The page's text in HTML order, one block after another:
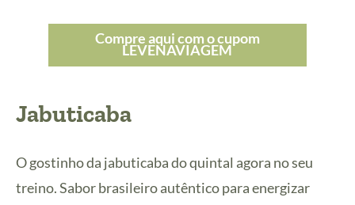
Compre aqui com o cupom
LEVENAVIAGEM
Jabuticaba
O gostinho da jabuticaba do quintal agora no seu
treino. Sabor brasileiro autêntico para energizar